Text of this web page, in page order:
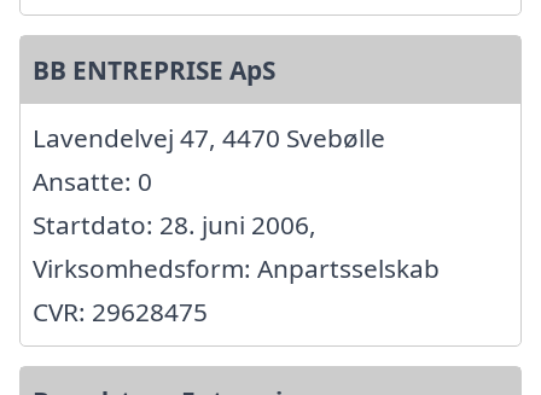
BB ENTREPRISE ApS
Lavendelvej 47, 4470 Svebølle
Ansatte: 0
Startdato: 28. juni 2006,
Virksomhedsform: Anpartsselskab
CVR: 29628475